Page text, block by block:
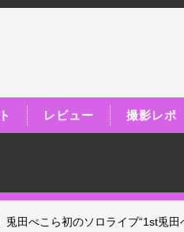
レビュー 撮影レポ
兎田ぺこら初のソロライブ“1st兎